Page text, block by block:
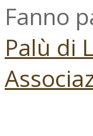
Fanno
Palù di